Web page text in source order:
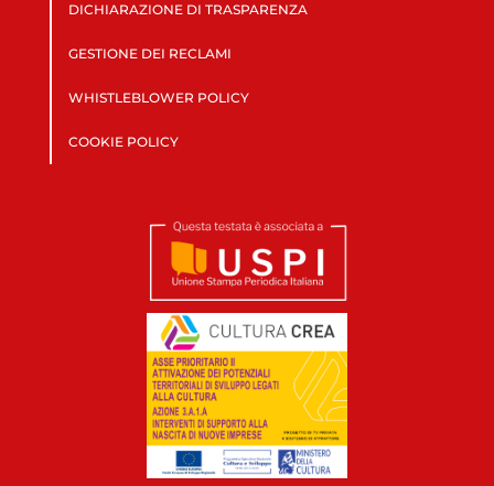
DICHIARAZIONE DI TRASPARENZA
GESTIONE DEI RECLAMI
WHISTLEBLOWER POLICY
COOKIE POLICY